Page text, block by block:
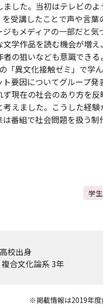
した。当初はテレビの
受講したことで声や言葉
もメディアの一部だと気
学作品を読む機会が増
の狙いなども意識でき
「異文化接触ゼミ」で学
要因についてグループ発
現在の社会のあり方を反
えました。こうした経験
番組で社会問題を扱う
学
校出身
合文化論系 3年
※掲載情報は2019年度